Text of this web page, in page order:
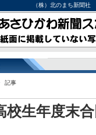
（株）北のまち新聞
記事
生年度末合